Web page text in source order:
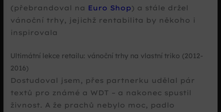
(přebrandoval na Euro Shop) a stále držel
vánoční trhy, jejichž rentabilita by někoho i
inspirovala
Ultimátní lekce retailu: vánoční trhy na vlastní triko (2012-
2016)
Dostudoval jsem, přes partnerku udělal pár
textů pro známé a WDT – a nakonec spustil
živnost. A že prachů nebylo moc, padlo